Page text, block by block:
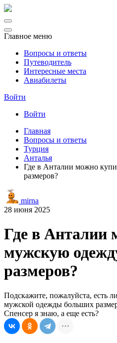
Главное меню
Вопросы и ответы
Путеводитель
Интересные места
Авиабилеты
Войти
Войти
Главная
Вопросы и ответы
Турция
Анталья
Где в Анталии можно
размеров?
mirna
28 июня 2025
Где в Анталии
мужскую
размеров?
Подскажите, пожалуйста, есть
мужской одежды больших
Спенсер я знаю, а еще есть?